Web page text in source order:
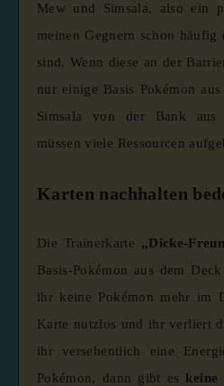
Mew und Simsala, also ein
meinen Gegnern schon häufig
sind. Wenn diese an der
nur einige Basis Pokémon
Simsala von der Bank aus
müssen viele Ressourcen
Karten nachhalten
Die Trainerkarte „Dicke-
Basis-Pokémon aus dem
ihr keine Pokémon mehr im
Karte nutzlos und ihr verliert
ihr versehentlich eine
Pokémon, dann gibt es keine